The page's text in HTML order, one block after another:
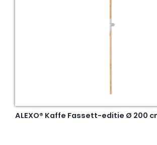
ALEXO® Kaffe Fassett-editie Ø 200